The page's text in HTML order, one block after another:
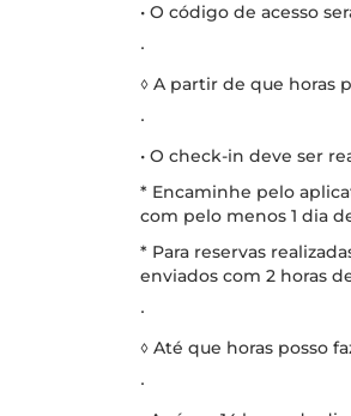
• O código de acesso
∙
◊ A partir de que horas
∙
• O check-in deve ser
* Encaminhe pelo
com pelo menos 1 dia
* Para reservas
enviados com 2 horas
∙
◊ Até que horas posso
∙